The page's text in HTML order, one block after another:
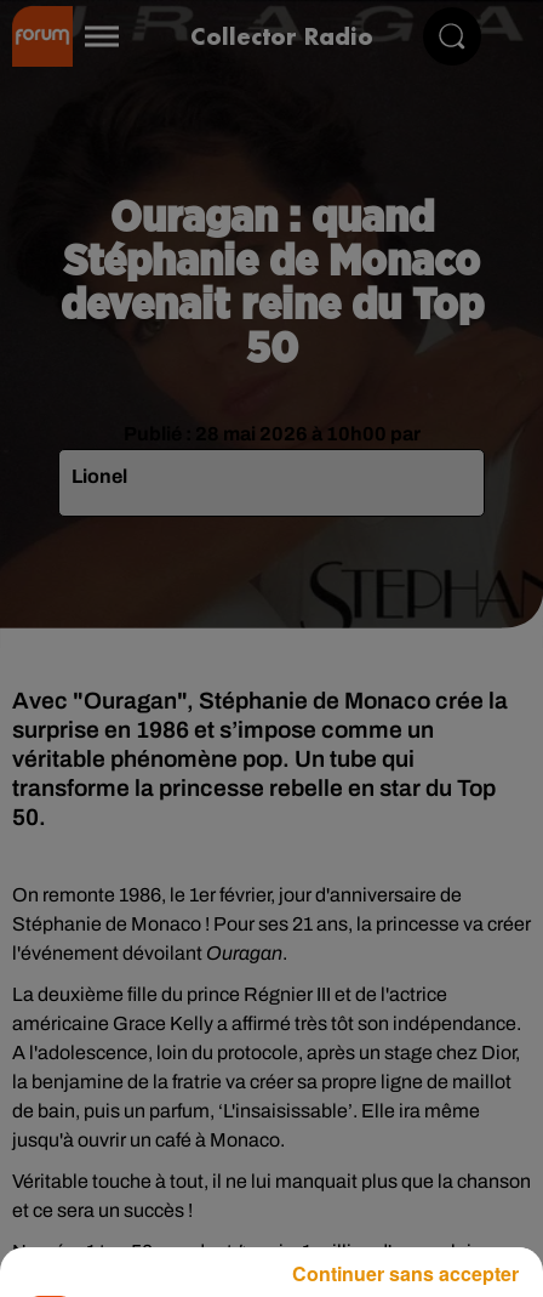
Collector Radio
Ouragan : quand
Stéphanie de Monaco
devenait reine du Top
50
Publié : 28 mai 2026 à 10h00 par
Lionel
Avec "Ouragan", Stéphanie de Monaco crée la
surprise en 1986 et s’impose comme un
véritable phénomène pop. Un tube qui
transforme la princesse rebelle en star du Top
50.
On remonte 1986, le 1er février, jour d'anniversaire de
Stéphanie de Monaco ! Pour ses 21 ans, la princesse va créer
l'événement dévoilant Ouragan.
La deuxième fille du prince Régnier III et de l'actrice
américaine Grace Kelly a affirmé très tôt son indépendance.
A l'adolescence, loin du protocole, après un stage chez Dior,
la benjamine de la fratrie va créer sa propre ligne de maillot
de bain, puis un parfum, ‘L'insaisissable’. Elle ira même
jusqu'à ouvrir un café à Monaco.
Véritable touche à tout, il ne lui manquait plus que la chanson
et ce sera un succès !
Numéro 1 top 50, pendant 4 mois, 1 million d'exemplaires
vendus en France, meilleure sortie de l'année 1986, après
Continuer sans accepter